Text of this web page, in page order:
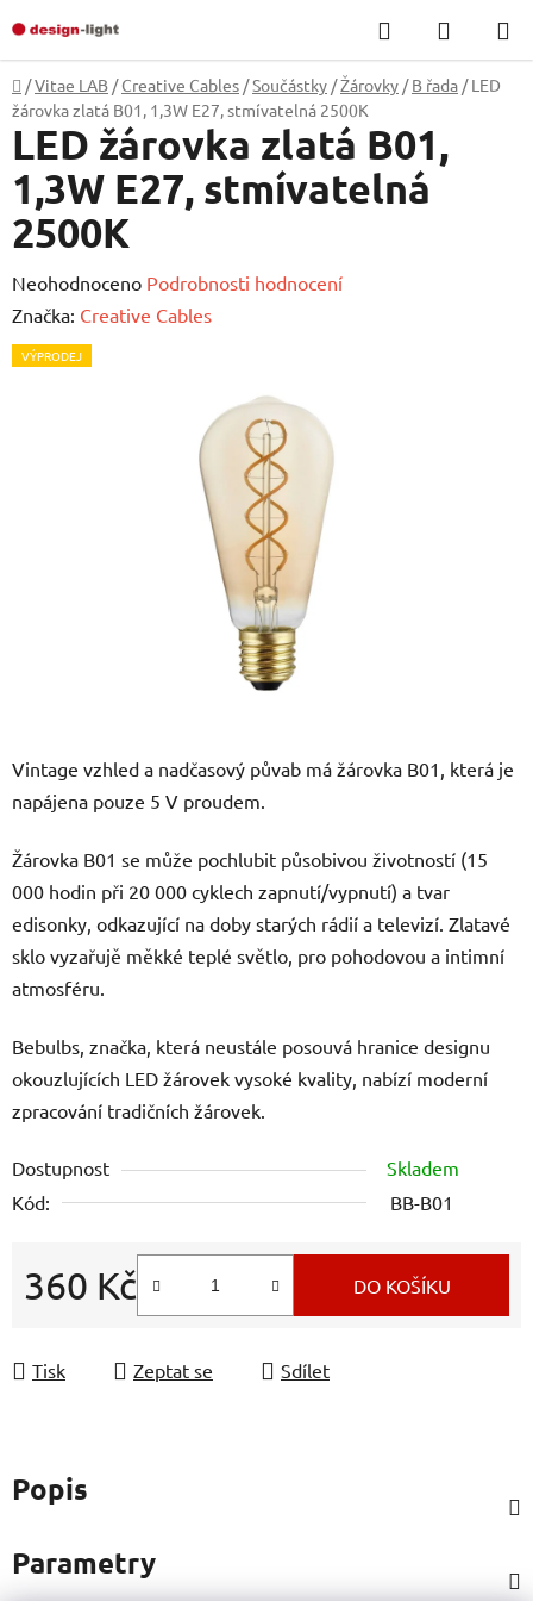
na
obsah
Hledat
KOŠÍK
Domů
/Vitae LAB / Creative Cables /Součástky /Žárovky / B řada / LED
žárovka zlatá B01, 1,3W E27, stmívatelná 2500K
Vintage vzhled a nadčasový půvab má žárovka B01, která je
napájena pouze 5 V proudem.
Žárovka B01 se může pochlubit působivou životností (15
000 hodin při 20 000 cyklech zapnutí/vypnutí) a tvar
edisonky, odkazující na doby starých rádií a televizí. Zlatavé
sklo vyzařujě měkké teplé světlo, pro pohodovou a intimní
atmosféru.
Bebulbs, značka, která neustále posouvá hranice designu
okouzlujících LED žárovek vysoké kvality, nabízí moderní
zpracování tradičních žárovek.
Dostupnost
Skladem
Kód:
BB-B01
360 Kč DO KOŠÍKU
Tisk Zeptat se Sdílet
LED žárovka zlatá B01,
1,3W E27, stmívatelná
2500K
Průměrné
hodnocení
produktu
Neohodnoceno Podrobnosti hodnocení
Značka: Creative Cables
VÝPRODEJ
Popis
Parametry